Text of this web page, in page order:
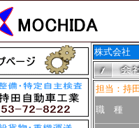
株式会社
担当：持
職 種